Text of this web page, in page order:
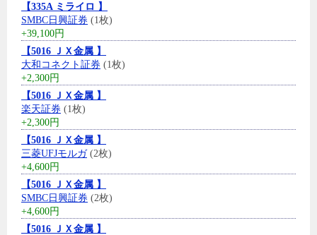
【335A ミライロ 】
SMBC日興証券 (1枚)
+39,100円
【5016 ＪＸ金属 】
大和コネクト証券 (1枚)
+2,300円
【5016 ＪＸ金属 】
楽天証券 (1枚)
+2,300円
【5016 ＪＸ金属 】
三菱UFJモルガ(2枚)
+4,600円
【5016 ＪＸ金属 】
SMBC日興証券 (2枚)
+4,600円
【5016 ＪＸ金属 】